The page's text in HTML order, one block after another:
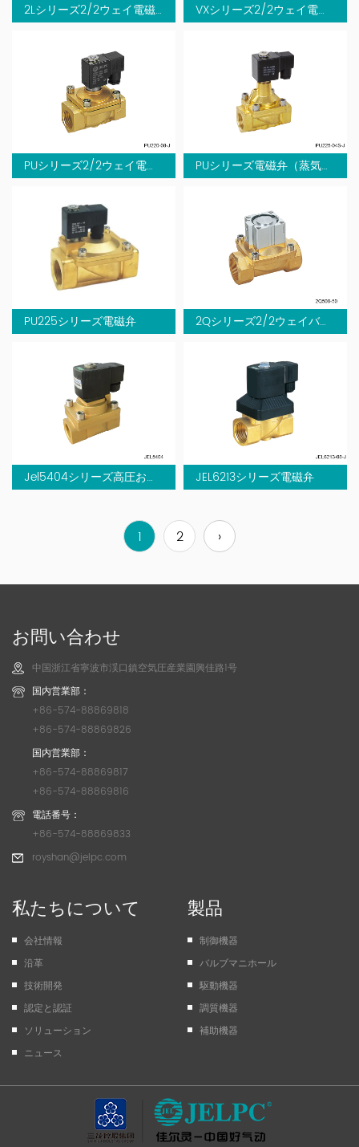
2Lシリーズ2/2ウェイ電磁弁 VXシリーズ2/2ウェイ電磁弁（直動式）
PUシリーズ2/2ウェイ電磁弁（直動式） PUシリーズ電磁弁（蒸気用）
PU225シリーズ電磁弁 2Qシリーズ2/2ウェイバルブ
Jel5404シリーズ高圧および温度電磁弁 JEL6213シリーズ電磁弁
1 2 ›
お問い合わせ
中国浙江省寧波市渓口鎮空気圧産業園興佳路1号
国内営業部：
+86-574-88869818
+86-574-88869826
国内営業部：
+86-574-88869817
+86-574-88869816
電話番号：
+86-574-88869833
royshan@jelpc.com
私たちについて
会社情報
沿革
技術開発
認定と認証
ソリューション
ニュース
製品
制御機器
バルブマニホール
駆動機器
調質機器
補助機器